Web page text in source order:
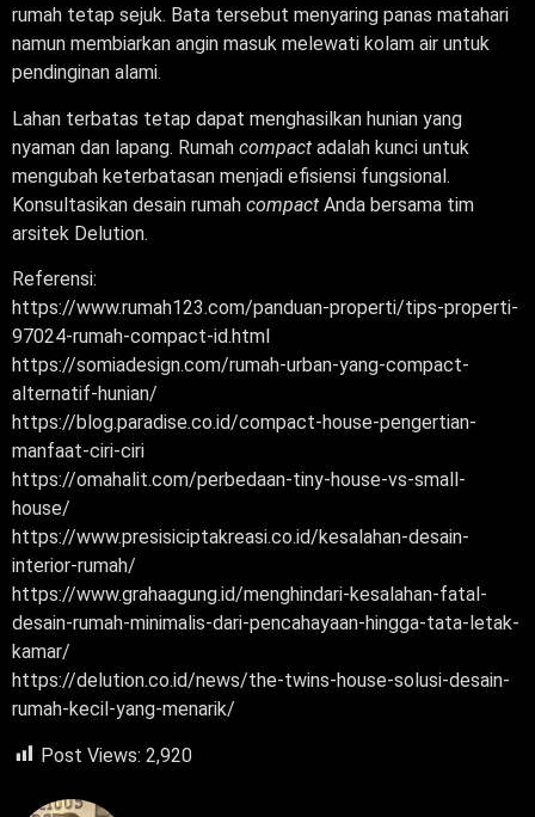
rumah tetap sejuk. Bata tersebut menyaring panas matahari
namun membiarkan angin masuk melewati kolam air untuk
pendinginan alami.
Lahan terbatas tetap dapat menghasilkan hunian yang
nyaman dan lapang. Rumah compact adalah kunci untuk
mengubah keterbatasan menjadi efisiensi fungsional.
Konsultasikan desain rumah compact Anda bersama tim
arsitek Delution.
Referensi:
https://www.rumah123.com/panduan-properti/tips-properti-
97024-rumah-compact-id.html
https://somiadesign.com/rumah-urban-yang-compact-
alternatif-hunian/
https://blog.paradise.co.id/compact-house-pengertian-
manfaat-ciri-ciri
https://omahalit.com/perbedaan-tiny-house-vs-small-
house/
https://www.presisiciptakreasi.co.id/kesalahan-desain-
interior-rumah/
https://www.grahaagung.id/menghindari-kesalahan-fatal-
desain-rumah-minimalis-dari-pencahayaan-hingga-tata-letak-
kamar/
https://delution.co.id/news/the-twins-house-solusi-desain-
rumah-kecil-yang-menarik/
Post Views: 2,920